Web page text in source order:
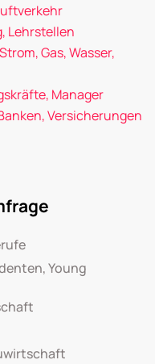
Lehrstellen
Gas, Wasser,
Manager
Versicherungen
Young